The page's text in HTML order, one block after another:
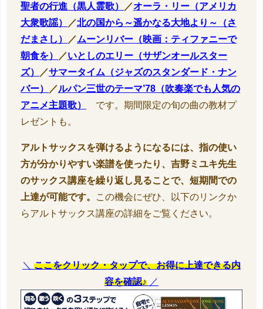
聖者の行進（黒人霊歌） ／オーラ・リー（アメリカ
大衆歌謡）
／北の国から～遥かなる大地より～（さ
だまさし）
／ ムーンリバー（映画：ティファニーで
朝食を）
／いとしのエリー（サザンオールスター
ズ）
／サマータイム（ジャズのスタンダード・ナン
バー）
／ルパン三世のテーマ’78（吹奏楽でも人気の
アニメ主題歌）
です。期間限定の旬の曲の教材プ
レゼントも。
アルトサックスを弾けるようになるには、指の使い
方が分かりやすい楽譜を使ったり、吉野ミユキ先生
のサックス講座を繰り返し見ることで、短期間での
上達が可能です。
この機会にぜひ、以下のリンクか
らアルトサックス講座の詳細をご覧ください。
＼ ここをクリック・タップで、お得に上達できる内
容を確認♪ ／